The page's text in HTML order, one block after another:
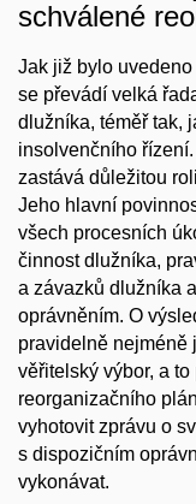
schválené
Jak již bylo
se převádí velká
dlužníka, téměř tak,
insolvenčního
zastává důležitou
Jeho hlavní
všech procesních
činnost dlužníka,
a závazků dlužníka
oprávněním. O
pravidelně nejméně
věřitelský výbor, a
reorganizačního
vyhotovit zprávu o
s dispozičním
vykonávat.